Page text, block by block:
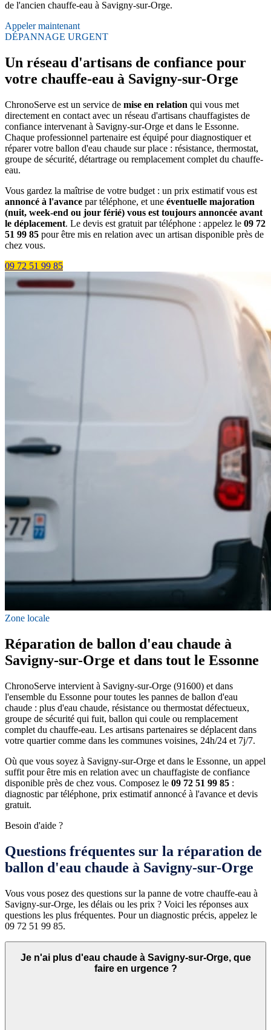
de l'ancien chauffe-eau à Savigny-sur-Orge.
Appeler maintenant
DÉPANNAGE URGENT
Un réseau d'artisans de confiance pour
votre chauffe-eau à Savigny-sur-Orge
ChronoServe est un service de mise en relation qui vous met
directement en contact avec un réseau d'artisans chauffagistes de
confiance intervenant à Savigny-sur-Orge et dans le Essonne.
Chaque professionnel partenaire est équipé pour diagnostiquer et
réparer votre ballon d'eau chaude sur place : résistance, thermostat,
groupe de sécurité, détartrage ou remplacement complet du chauffe-
eau.
Vous gardez la maîtrise de votre budget : un prix estimatif vous est
annoncé à l'avance par téléphone, et une éventuelle majoration
(nuit, week-end ou jour férié) vous est toujours annoncée avant
le déplacement. Le devis est gratuit par téléphone : appelez le 09 72
51 99 85 pour être mis en relation avec un artisan disponible près de
chez vous.
09 72 51 99 85
Zone locale
Réparation de ballon d'eau chaude à
Savigny-sur-Orge et dans tout le Essonne
ChronoServe intervient à Savigny-sur-Orge (91600) et dans
l'ensemble du Essonne pour toutes les pannes de ballon d'eau
chaude : plus d'eau chaude, résistance ou thermostat défectueux,
groupe de sécurité qui fuit, ballon qui coule ou remplacement
complet du chauffe-eau. Les artisans partenaires se déplacent dans
votre quartier comme dans les communes voisines, 24h/24 et 7j/7.
Où que vous soyez à Savigny-sur-Orge et dans le Essonne, un appel
suffit pour être mis en relation avec un chauffagiste de confiance
disponible près de chez vous. Composez le 09 72 51 99 85 :
diagnostic par téléphone, prix estimatif annoncé à l'avance et devis
gratuit.
Besoin d'aide ?
Questions fréquentes sur la réparation de
ballon d'eau chaude à Savigny-sur-Orge
Vous vous posez des questions sur la panne de votre chauffe-eau à
Savigny-sur-Orge, les délais ou les prix ? Voici les réponses aux
questions les plus fréquentes. Pour un diagnostic précis, appelez le
09 72 51 99 85.
Je n'ai plus d'eau chaude à Savigny-sur-Orge, que
faire en urgence ?